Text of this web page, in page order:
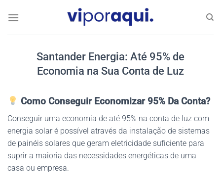
Santander Energia: Até 95% de
Economia na Sua Conta de Luz
Como Conseguir Economizar 95% Da Conta?
Conseguir uma economia de até 95% na conta de luz com
energia solar é possível através da instalação de sistemas
de painéis solares que geram eletricidade suficiente para
suprir a maioria das necessidades energéticas de uma
casa ou empresa.